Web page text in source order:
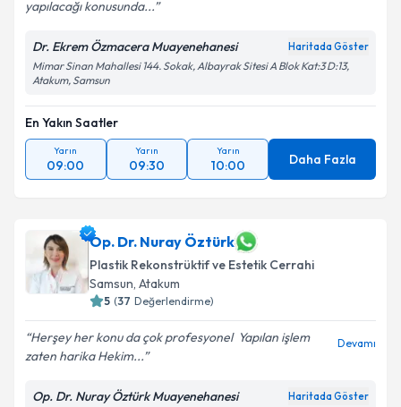
yapılacağı konusunda...
Dr. Ekrem Özmacera Muayenehanesi Haritada Göster
Mimar Sinan Mahallesi 144. Sokak, Albayrak Sitesi A Blok Kat:3 D:13,
Atakum, Samsun
En Yakın Saatler
Yarın
09:00
Yarın
09:30
Yarın
10:00 Daha Fazla
Op. Dr. Nuray Öztürk
Plastik Rekonstrüktif ve Estetik Cerrahi
Samsun, Atakum
5 (37 Değerlendirme)
Herşey her konu da çok profesyonel ️ Yapılan işlem
zaten harika Hekim...
Devamı
Op. Dr. Nuray Öztürk Muayenehanesi Haritada Göster